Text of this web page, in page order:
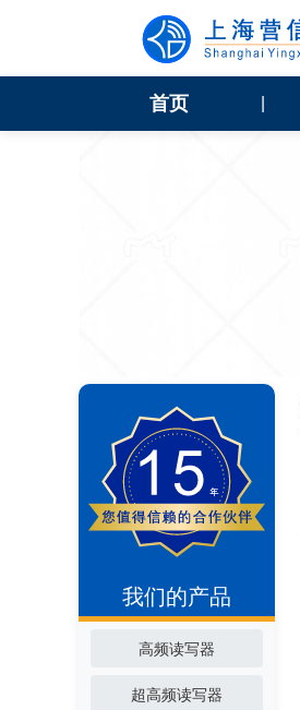
首页
我们的产品
高频读写器
超高频读写器